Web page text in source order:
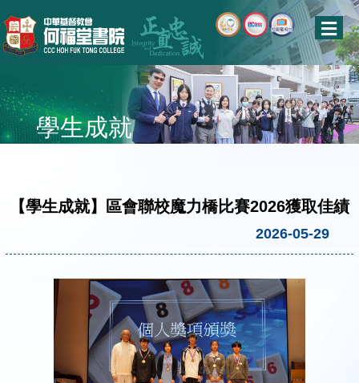
學生成就
【學生成就】區會聯校魔力橋比賽2026獲取佳績
2026-05-29